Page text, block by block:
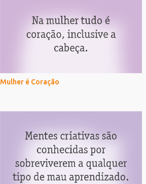
Mulher é Coração